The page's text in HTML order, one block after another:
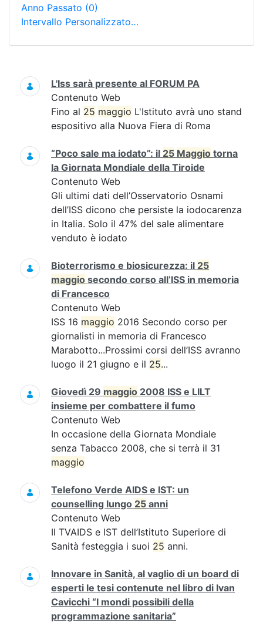
Anno Passato (0)
Intervallo Personalizzato…
Ricerca
L'Iss sarà presente al FORUM PA
Contenuto Web
Fino al 25 maggio L'Istituto avrà uno stand
espositivo alla Nuova Fiera di Roma
“Poco sale ma iodato”: il 25 Maggio torna
la Giornata Mondiale della Tiroide
Contenuto Web
Gli ultimi dati dell’Osservatorio Osnami
dell’ISS dicono che persiste la iodocarenza
in Italia. Solo il 47% del sale alimentare
venduto è iodato
Bioterrorismo e biosicurezza: il 25
maggio secondo corso all’ISS in memoria
di Francesco
Contenuto Web
ISS 16 maggio 2016 Secondo corso per
giornalisti in memoria di Francesco
Marabotto...Prossimi corsi dell’ISS avranno
luogo il 21 giugno e il 25...
Giovedì 29 maggio 2008 ISS e LILT
insieme per combattere il fumo
Contenuto Web
In occasione della Giornata Mondiale
senza Tabacco 2008, che si terrà il 31
maggio
Telefono Verde AIDS e IST: un
counselling lungo 25 anni
Contenuto Web
Il TVAIDS e IST dell’Istituto Superiore di
Sanità festeggia i suoi 25 anni.
Innovare in Sanità, al vaglio di un board di
esperti le tesi contenute nel libro di Ivan
Cavicchi “I mondi possibili della
programmazione sanitaria”